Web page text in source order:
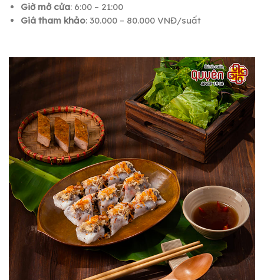
Giờ mở cửa: 6:00 – 21:00
Giá tham khảo: 30.000 – 80.000 VNĐ/suất